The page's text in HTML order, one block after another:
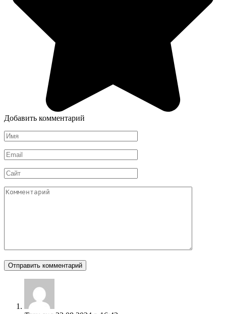
Добавить комментарий
Имя
*
Email
*
Сайт
Комментарий